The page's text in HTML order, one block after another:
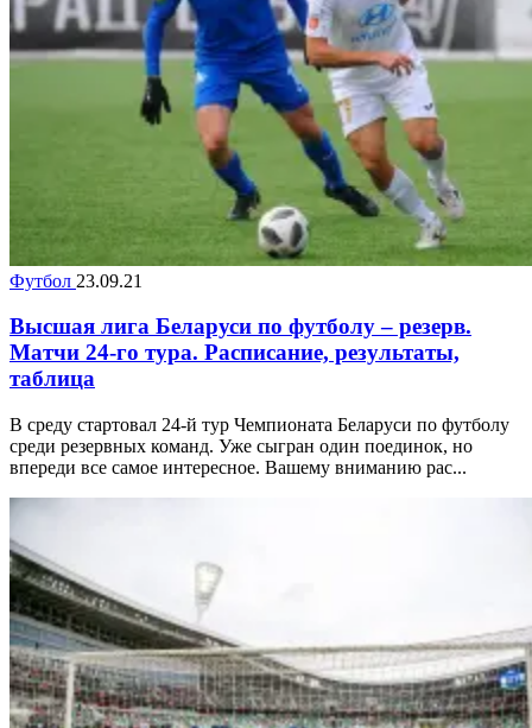
Футбол 23.09.21
Высшая лига Беларуси по футболу – резерв.
Матчи 24-го тура. Расписание, результаты,
таблица
В среду стартовал 24-й тур Чемпионата Беларуси по футболу
среди резервных команд. Уже сыгран один поединок, но
впереди все самое интересное. Вашему вниманию рас...